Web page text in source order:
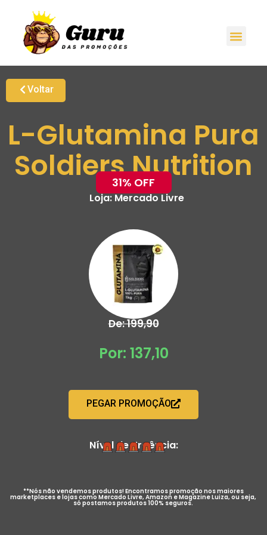
Voltar
L-Glutamina Pura
Soldiers Nutrition
31% OFF
Loja:Mercado Livre
De: 199,90
Por: 137,10
PEGAR PROMOÇÃO
Nível de Urgência:
**Nós não vendemos produtos! Encontramos promoção nos maiores
marketplaces e lojas como Mercado Livre, Amazon e Magazine Luiza, ou seja,
só postamos produtos 100% seguros.